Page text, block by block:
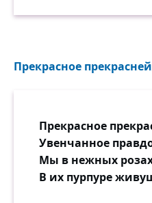
Прекрасное
Прекрасное
Увенчанное
Мы в нежных
В их пурпуре